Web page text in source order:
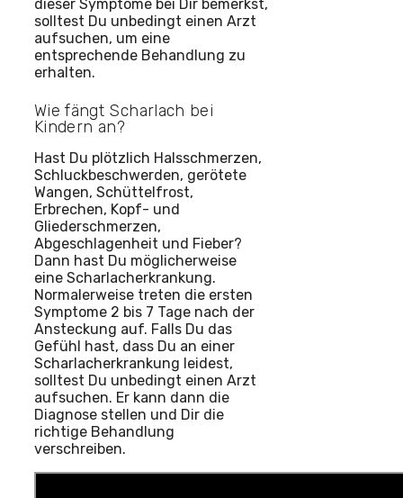
dieser Symptome bei Dir bemerkst,
solltest Du unbedingt einen Arzt
aufsuchen, um eine
entsprechende Behandlung zu
erhalten.
Wie fängt Scharlach bei
Kindern an?
Hast Du plötzlich Halsschmerzen,
Schluckbeschwerden, gerötete
Wangen, Schüttelfrost,
Erbrechen, Kopf- und
Gliederschmerzen,
Abgeschlagenheit und Fieber?
Dann hast Du möglicherweise
eine Scharlacherkrankung.
Normalerweise treten die ersten
Symptome 2 bis 7 Tage nach der
Ansteckung auf. Falls Du das
Gefühl hast, dass Du an einer
Scharlacherkrankung leidest,
solltest Du unbedingt einen Arzt
aufsuchen. Er kann dann die
Diagnose stellen und Dir die
richtige Behandlung
verschreiben.